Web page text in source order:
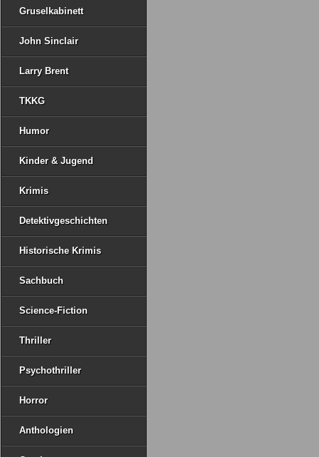
Gruselkabinett
John Sinclair
Larry Brent
TKKG
Humor
Kinder & Jugend
Krimis
Detektivgeschichten
Historische Krimis
Sachbuch
Science-Fiction
Thriller
Psychothriller
Horror
Anthologien